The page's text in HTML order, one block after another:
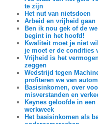
te zijn
Het nut van nietsdoen
Arbeid en vrijheid gaan
Ben ik nou gek of de
begint in het hoofd!
Kwaliteit moet je niet
je moet er de condities
Vrijheid is het
zeggen
Wedstrijd tegen
profiteren we van
Basisinkomen, over
misverstanden en
Keynes geloofde in een
werkweek
Het basisinkomen als